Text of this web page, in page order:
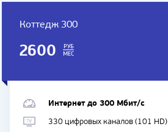
Коттедж 300
2600
РУБ
МЕС
Интернет до 300 Мбит/с
330 цифровых каналов (101 HD)